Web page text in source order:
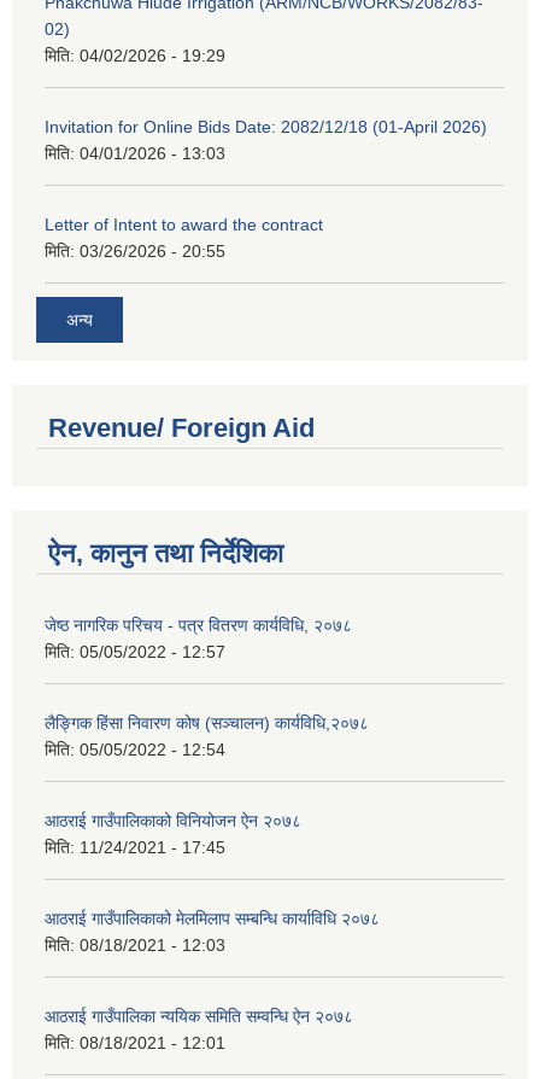
02)
मिति: 04/02/2026 - 19:29
Invitation for Online Bids Date: 2082/12/18 (01-April 2026)
मिति: 04/01/2026 - 13:03
Letter of Intent to award the contract
मिति: 03/26/2026 - 20:55
अन्य
Revenue/ Foreign Aid
ऐन, कानुन तथा निर्देशिका
जेष्ठ नागरिक परिचय - पत्र वितरण कार्यविधि, २०७८
मिति: 05/05/2022 - 12:57
लैङ्गिक हिंसा निवारण कोष (सञ्चालन) कार्यविधि,२०७८
मिति: 05/05/2022 - 12:54
आठराई गाउँपालिकाको विनियोजन ऐन २०७८
मिति: 11/24/2021 - 17:45
आठराई गाउँपालिकाको मेलमिलाप सम्बन्धि कार्याविधि २०७८
मिति: 08/18/2021 - 12:03
आठराई गाउँपालिका न्ययिक समिति सम्वन्धि ऐन २०७८
मिति: 08/18/2021 - 12:01